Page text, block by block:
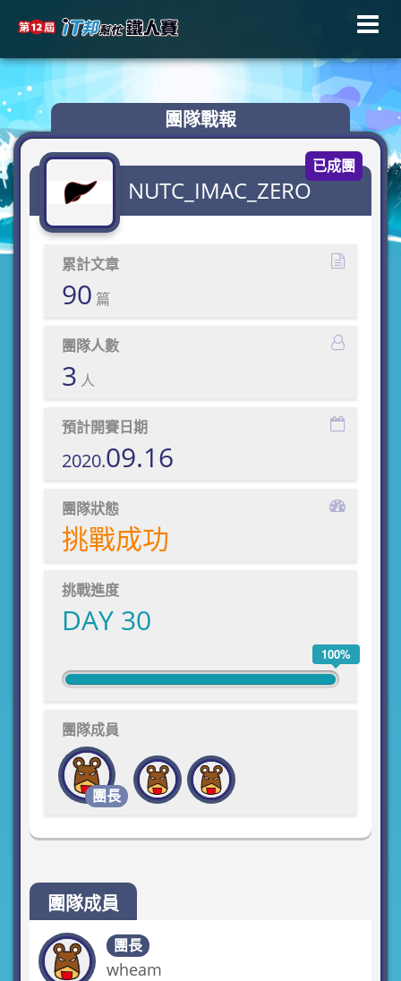
團隊戰報
已成團
NUTC_IMAC_ZERO
累計文章
90 篇
團隊人數
3 人
預計開賽日期
2020.09.16
團隊狀態
挑戰成功
挑戰進度
DAY 30
100%
團隊成員
團長
團隊成員
團長
wheam